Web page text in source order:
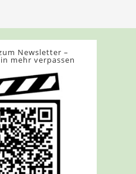
Newsletter –
mehr verpassen